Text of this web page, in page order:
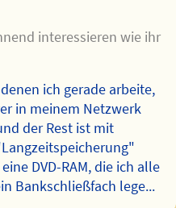
interessieren wie ihr
ich gerade arbeite,
in meinem Netzwerk
der Rest ist mit
DVD-RAM, die ich alle
Bankschließfach lege...